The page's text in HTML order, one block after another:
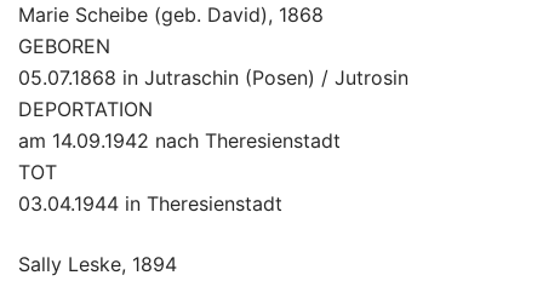
Marie Scheibe (geb. David), 1868
GEBOREN
05.07.1868 in Jutraschin (Posen) / Jutrosin
DEPORTATION
am 14.09.1942 nach Theresienstadt
TOT
03.04.1944 in Theresienstadt
Sally Leske, 1894